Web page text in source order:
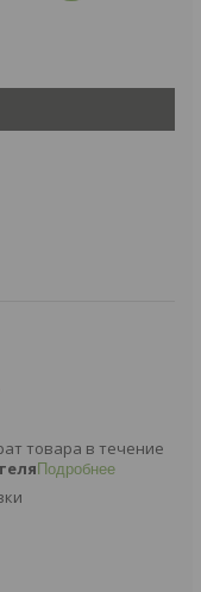
товара в течение
Подробнее